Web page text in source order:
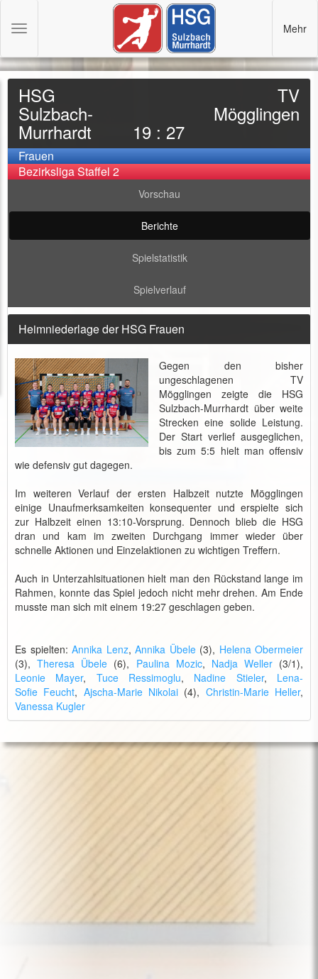
HSG
Sulzbach-
Murrhardt 19 : 27
TV
Mögglingen
Frauen
Bezirksliga Staffel 2
Vorschau
Berichte
Spielstatistik
Spielverlauf
Heimniederlage der HSG Frauen
Gegen den bisher
ungeschlagenen TV
Mögglingen zeigte die HSG
Sulzbach-Murrhardt über weite
Strecken eine solide Leistung.
Der Start verlief ausgeglichen,
bis zum 5:5 hielt man offensiv
wie defensiv gut dagegen.
Im weiteren Verlauf der ersten Halbzeit nutzte Mögglingen
einige Unaufmerksamkeiten konsequenter und erspielte sich
zur Halbzeit einen 13:10-Vorsprung. Dennoch blieb die HSG
dran und kam im zweiten Durchgang immer wieder über
schnelle Aktionen und Einzelaktionen zu wichtigen Treffern.
Auch in Unterzahlsituationen hielt man den Rückstand lange im
Rahmen, konnte das Spiel jedoch nicht mehr drehen. Am Ende
musste man sich mit einem 19:27 geschlagen geben.
Es spielten: Annika Lenz, Annika Übele(3), Helena Obermeier
(3),Theresa Übele (6), Paulina Mozic, Nadja Weller(3/1),
Leonie Mayer, Tuce Ressimoglu, Nadine Stieler, Lena-
Sofie Feucht, Ajscha-Marie Nikolai (4), Christin-Marie Heller,
Vanessa Kugler
Toggle
Mehr